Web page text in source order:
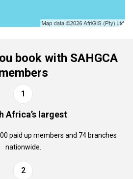
book with SAHGCA
Africa’s largest
paid up members and 74 branches
nationwide.